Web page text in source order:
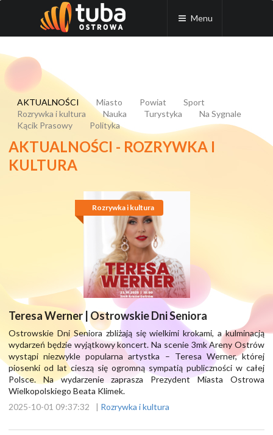
Menu
AKTUALNOŚCI Miasto Powiat
Sport
Rozrywka i kultura
Nauka Turystyka
Na Sygnale
Kącik Prasowy
Polityka
AKTUALNOŚCI - ROZRYWKA I
KULTURA
Rozrywka i kultura
Teresa Werner | Ostrowskie Dni Seniora
Ostrowskie Dni Seniora zbliżają się wielkimi krokami, a kulminacją
wydarzeń będzie wyjątkowy koncert. Na scenie 3mk Areny Ostrów
wystąpi niezwykle popularna artystka – Teresa Werner, której
piosenki od lat cieszą się ogromną sympatią publiczności w całej
Polsce. Na wydarzenie zaprasza Prezydent Miasta Ostrowa
Wielkopolskiego Beata Klimek.
2025-10-01 09:37:32
| Rozrywka i kultura